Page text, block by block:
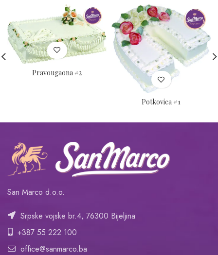
Pravougaona #2
Potkovica #1
San Marco d.o.o.
Srpske vojske br.4, 76300 Bijeljina
+387 55 222 100
office@sanmarco.ba